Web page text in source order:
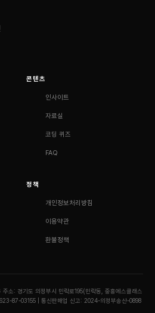
콘텐츠
인사이트
자료실
코딩 퀴즈
FAQ
정책
개인정보처리방침
이용약관
환불정책
주소: 경기도 의정부시 민락로195(민락동, 중흥에스클래스
87-03155 | 통신판매업 신고: 2024-의정부송산-0898